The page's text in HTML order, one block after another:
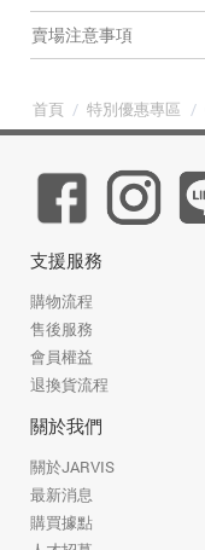
賣場注意事項
首頁 / 特別優惠專區 /
支援服務
購物流程
售後服務
會員權益
退換貨流程
關於我們
關於JARVIS
最新消息
購買據點